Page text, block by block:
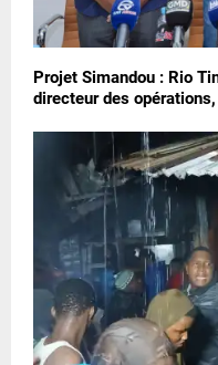
Projet Simandou : Rio
directeur des